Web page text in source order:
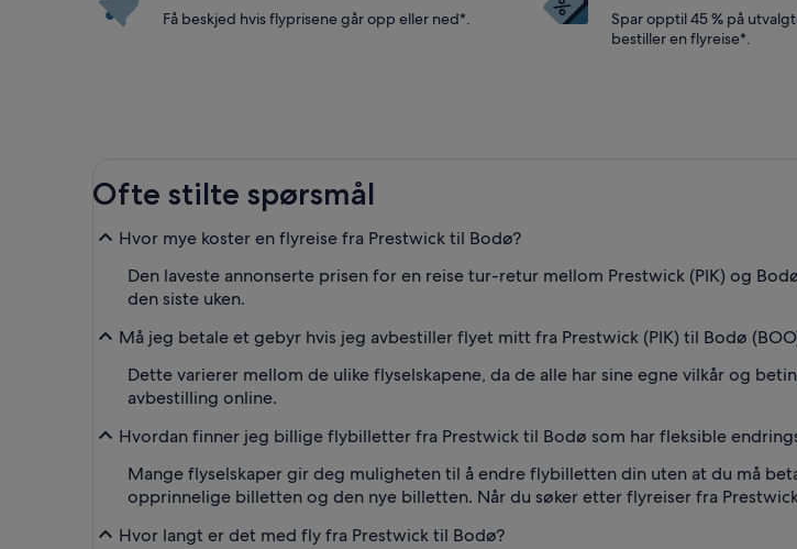
Få beskjed hvis flyprisene går opp eller ned*.
Spar opptil 45 % på
bestiller en flyreise*.
Ofte stilte spørsmål
Hvor mye koster en flyreise fra Prestwick til Bodø?
Den laveste annonserte prisen for en reise tur-retur mellom Prestwick (PIK) og
den siste uken.
Må jeg betale et gebyr hvis jeg avbestiller flyet mitt fra Prestwick (PIK) til Bodø
Dette varierer mellom de ulike flyselskapene, da de alle har sine egne vilkår og
avbestilling online.
Hvordan finner jeg billige flybilletter fra Prestwick til Bodø som har fleksible
Mange flyselskaper gir deg muligheten til å endre flybilletten din uten at du må
opprinnelige billetten og den nye billetten. Når du søker etter flyreiser fra
Hvor langt er det med fly fra Prestwick til Bodø?